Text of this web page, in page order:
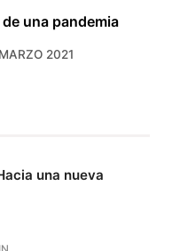
una pandemia
2021
una nueva